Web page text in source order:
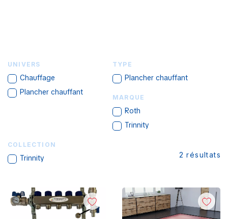
UNIVERS
Chauffage
Plancher chauffant
TYPE
Plancher chauffant
MARQUE
Roth
Trinnity
COLLECTION
Trinnity 2 résultats